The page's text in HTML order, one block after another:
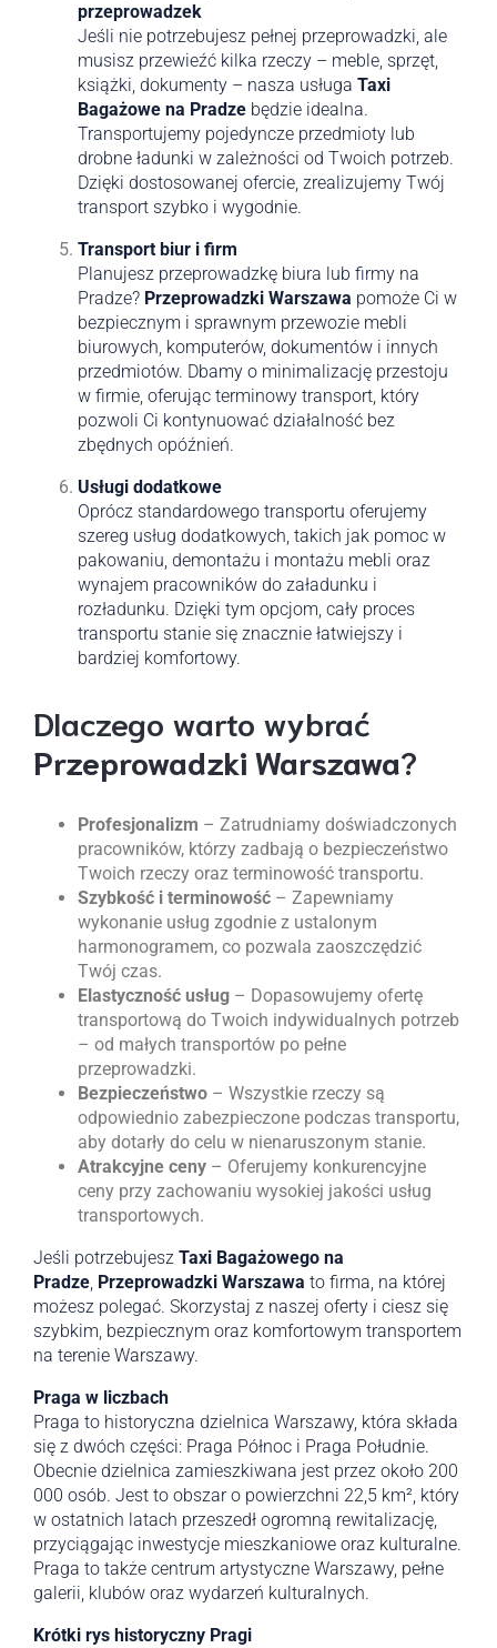
przeprowadzek
Jeśli nie potrzebujesz pełnej przeprowadzki, ale
musisz przewieźć kilka rzeczy – meble, sprzęt,
książki, dokumenty – nasza usługa Taxi
Bagażowe na Pradze będzie idealna.
Transportujemy pojedyncze przedmioty lub
drobne ładunki w zależności od Twoich potrzeb.
Dzięki dostosowanej ofercie, zrealizujemy Twój
transport szybko i wygodnie.
Transport biur i firm
Planujesz przeprowadzkę biura lub firmy na
Pradze? Przeprowadzki Warszawa pomoże Ci w
bezpiecznym i sprawnym przewozie mebli
biurowych, komputerów, dokumentów i innych
przedmiotów. Dbamy o minimalizację przestoju
w firmie, oferując terminowy transport, który
pozwoli Ci kontynuować działalność bez
zbędnych opóźnień.
Usługi dodatkowe
Oprócz standardowego transportu oferujemy
szereg usług dodatkowych, takich jak pomoc w
pakowaniu, demontażu i montażu mebli oraz
wynajem pracowników do załadunku i
rozładunku. Dzięki tym opcjom, cały proces
transportu stanie się znacznie łatwiejszy i
bardziej komfortowy.
Dlaczego warto wybrać
Przeprowadzki Warszawa?
Profesjonalizm – Zatrudniamy doświadczonych
pracowników, którzy zadbają o bezpieczeństwo
Twoich rzeczy oraz terminowość transportu.
Szybkość i terminowość – Zapewniamy
wykonanie usług zgodnie z ustalonym
harmonogramem, co pozwala zaoszczędzić
Twój czas.
Elastyczność usług – Dopasowujemy ofertę
transportową do Twoich indywidualnych potrzeb
– od małych transportów po pełne
przeprowadzki.
Bezpieczeństwo – Wszystkie rzeczy są
odpowiednio zabezpieczone podczas transportu,
aby dotarły do celu w nienaruszonym stanie.
Atrakcyjne ceny – Oferujemy konkurencyjne
ceny przy zachowaniu wysokiej jakości usług
transportowych.
Jeśli potrzebujesz Taxi Bagażowego na
Pradze Przeprowadzki Warszawa to firma, na której
możesz polegać. Skorzystaj z naszej oferty i ciesz się
szybkim, bezpiecznym oraz komfortowym transportem
na terenie Warszawy.
Praga w liczbach
Praga to historyczna dzielnica Warszawy, która składa
się z dwóch części: Praga Północ i Praga Południe.
Obecnie dzielnica zamieszkiwana jest przez około 200
000 osób. Jest to obszar o powierzchni 22,5 km², który
w ostatnich latach przeszedł ogromną rewitalizację,
przyciągając inwestycje mieszkaniowe oraz kulturalne.
Praga to także centrum artystyczne Warszawy, pełne
galerii, klubów oraz wydarzeń kulturalnych.
Krótki rys historyczny Pragi